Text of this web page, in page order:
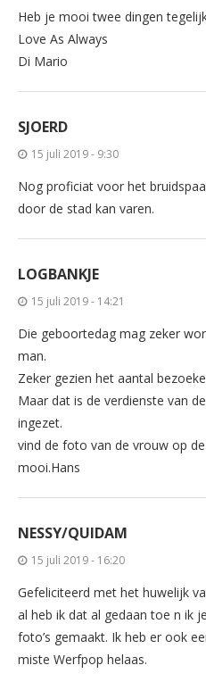
Heb je mooi twee dingen
Love As Always
Di Mario
SJOERD
15 juli 2019 - 9:30
Nog proficiat voor het
door de stad kan varen.
LOGBANKJE
15 juli 2019 - 14:21
Die geboortedag mag zeker
man.
Zeker gezien het aantal
Maar dat is de verdienste van
ingezet.
vind de foto van de vrouw op
mooi.Hans
NESSY/QUIDAM
15 juli 2019 - 16:20
Gefeliciteerd met het huwelijk
al heb ik dat al gedaan toe n ik
foto’s gemaakt. Ik heb er ook
miste Werfpop helaas.